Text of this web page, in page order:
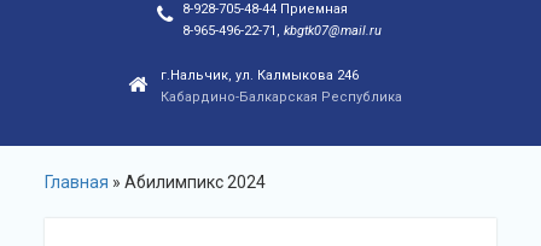
8-928-705-48-44 Приемная
8-965-496-22-71, kbgtk07@mail.ru
г.Нальчик, ул. Калмыкова 246
Кабардино-Балкарская Республика
Главная » Абилимпикс 2024